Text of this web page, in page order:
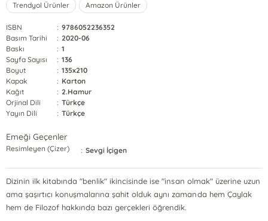
Trendyol Ürünler Amazon Ürünler
ISBN : 9786052236352
Basım Tarihi
: 2020-06
Baskı
: 1
Sayfa Sayısı
: 136
Boyut
: 135x210
Kapak
: Karton
Kağıt
: 2.Hamur
Orjinal Dili
: Türkçe
Yayın Dili
: Türkçe
Emeği Geçenler
Resimleyen (Çizer) : Sevgi İçigen
Dizinin ilk kitabında "benlik" ikincisinde ise "insan olmak" üzerine uzun
ama şaşırtıcı konuşmalarına şahit olduk aynı zamanda hem Çaylak
hem de Filozof hakkında bazı gerçekleri öğrendik.